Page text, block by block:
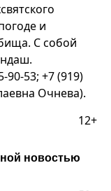
и
С собой
90-53; +7 (919)
Очнева).
12+
новостью